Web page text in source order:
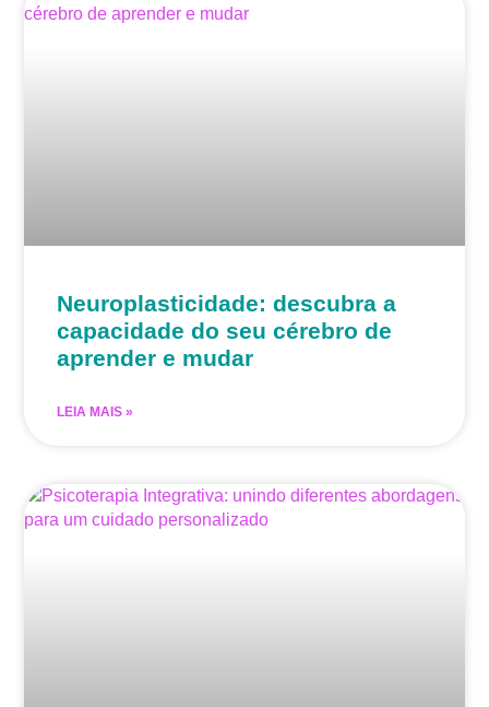
Neuroplasticidade: descubra a
capacidade do seu cérebro de
aprender e mudar
LEIA MAIS »